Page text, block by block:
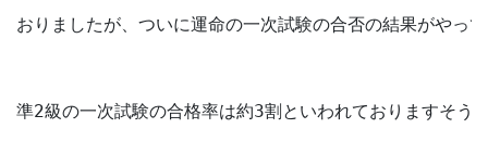
おりましたが、ついに運命の一次試験の合否の結果がやっ
準2級の一次試験の合格率は約3割といわれておりますそう